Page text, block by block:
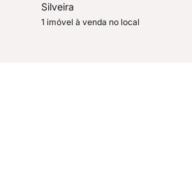
Silveira
1 imóvel à venda no local